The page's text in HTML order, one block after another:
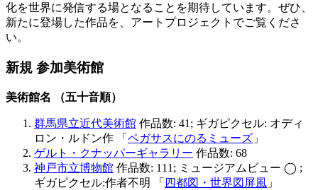
化を世界に発信する場となることを期待しています。ぜひ、
新たに登場した作品を、アートプロジェクトでご覧くださ
い。
新規 参加美術館
美術館名 （五十音順）
群馬県立近代美術館 作品数: 41; ギガピクセル: オディ
ロン・ルドン作 「 ペガサスにのるミューズ 」
ゲルト・クナッパーギャラリー 作品数: 68
神戸市立博物館 作品数: 111; ミュージアムビュー ◯ ;
ギガピクセル:作者不明 「 四都図・世界図屏風 」